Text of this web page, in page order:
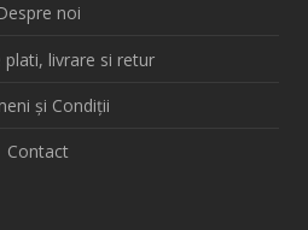
noi
plati, livrare si retur
și Condiții
Contact